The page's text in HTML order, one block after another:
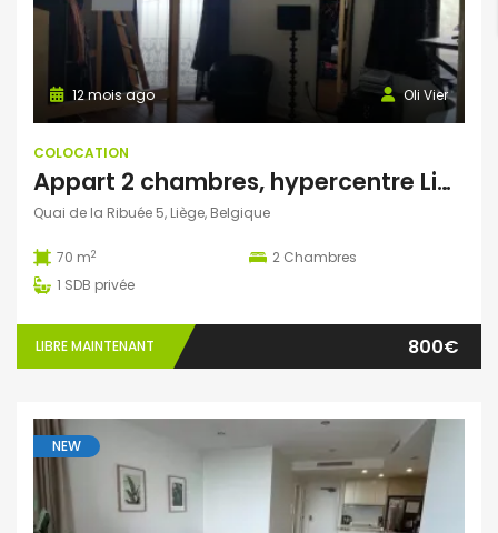
Oli Vier
12 mois ago
COLOCATION
Appart 2 chambres, hypercentre Liège, balcon sur Meuse
Quai de la Ribuée 5, Liège, Belgique
70 m2 2 Chambres
1 SDB privée
LIBRE MAINTENANT 800€
NEW